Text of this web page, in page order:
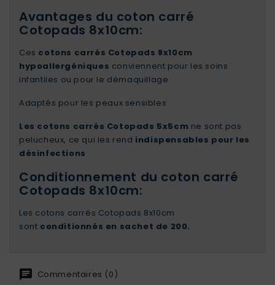
Avantages du coton carré
Cotopads 8x10cm:
Ces cotons carrés Cotopads 8x10cm
hypoallergéniques conviennent pour les soins
infantiles ou pour le démaquillage
Adaptés pour les peaux sensibles
Les cotons carrés Cotopads 5x5cm ne sont pas
pelucheux, ce qui les rend indispensables pour les
désinfections
Conditionnement du coton carré
Cotopads 8x10cm:
Les cotons carrés Cotopads 8x10cm
sont conditionnés en sachet de 200.
Commentaires (0)